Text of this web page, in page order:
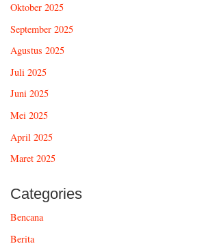
Oktober 2025
September 2025
Agustus 2025
Juli 2025
Juni 2025
Mei 2025
April 2025
Maret 2025
Categories
Bencana
Berita